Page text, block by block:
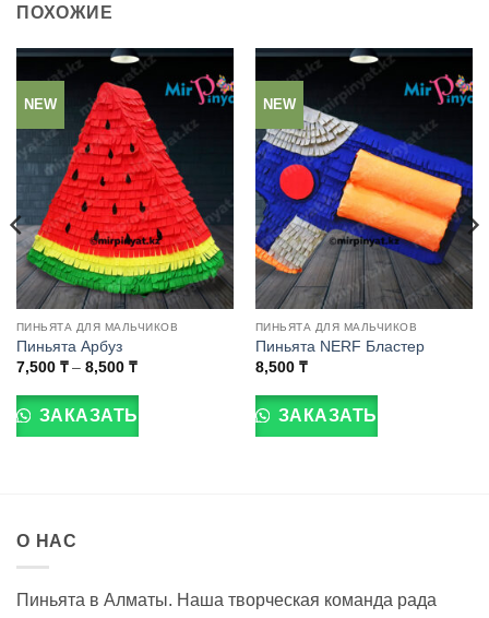
ПОХОЖИЕ
NEW
ПИНЬЯТА ДЛЯ МАЛЬЧИКОВ
Пиньята Арбуз
7,500 ₸ – 8,500 ₸Диапазон
7,500 ₸
8,500 ₸
товар
выбрать
на
странице
ЗАКАЗАТЬ
NEW
ПИНЬЯТА ДЛЯ МАЛЬЧИКОВ
Пиньята NERF Бластер
8,500 ₸
товар
товара.
ЗАКАЗАТЬ
О НАС
Пиньята в Алматы. Наша творческая команда рада